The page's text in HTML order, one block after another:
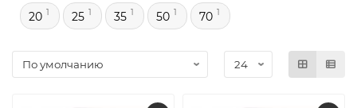
20 1 25 1 35 1 50 1 70 1